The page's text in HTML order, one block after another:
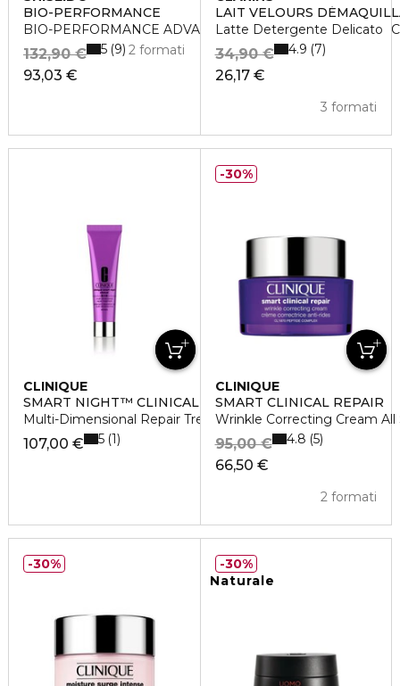
BIO-PERFORMANCE
BIO-PERFORMANCE ADVANCED SUPER REVITALIZING
93,03 €
132,90 € 2 formati
5 9
LAIT VELOURS
Latte Detergente Delicato
26,17 €
34,90 €
3 formati
4.9 7
CLINIQUE
SMART NIGHT™ CLINICAL
Multi-Dimensional Repair Treatment Retinol
107,00 € 5 1
CLINIQUE
SMART CLINICAL REPAIR
Wrinkle Correcting Cream All
66,50 €
95,00 €
2 formati
4.8 5
30%
30%
Naturale
30%